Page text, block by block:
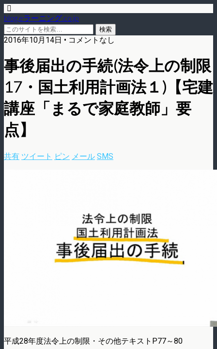
blog.eラーニング.co.jp
2016年10月14日 • コメントなし
事後届出の手続(法令上の制限
17・国土利用計画法１)【宅建
講座「まるで家庭教師」要
点】
共有 ツイート ピン メール SMS
平成28年度法令上の制限・その他テキストP77～80